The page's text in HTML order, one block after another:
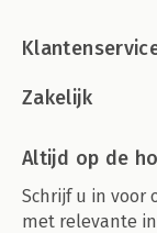
Zakelijk
Altijd op de
Schrijf u in voor
met relevante